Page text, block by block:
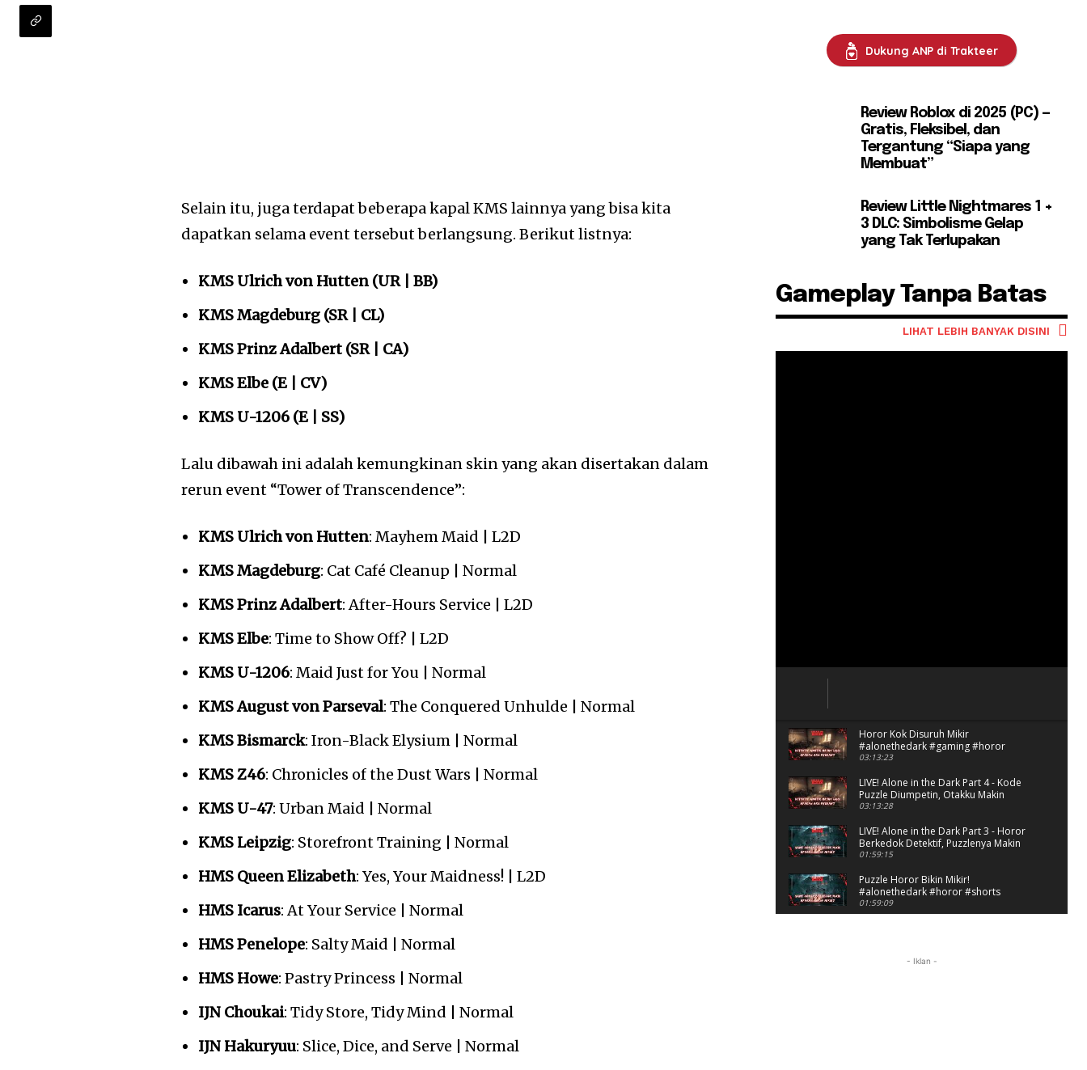
Selain itu, juga terdapat beberapa kapal KMS lainnya yang bisa kita
dapatkan selama event tersebut berlangsung. Berikut listnya:
KMS Ulrich von Hutten (UR | BB)
KMS Magdeburg (SR | CL)
KMS Prinz Adalbert (SR | CA)
KMS Elbe (E | CV)
KMS U-1206 (E | SS)
Lalu dibawah ini adalah kemungkinan skin yang akan disertakan dalam
rerun event “Tower of Transcendence”:
KMS Ulrich von Hutten: Mayhem Maid | L2D
KMS Magdeburg: Cat Café Cleanup | Normal
KMS Prinz Adalbert: After-Hours Service | L2D
KMS Elbe: Time to Show Off? | L2D
KMS U-1206: Maid Just for You | Normal
KMS August von Parseval: The Conquered Unhulde | Normal
KMS Bismarck: Iron-Black Elysium | Normal
KMS Z46: Chronicles of the Dust Wars | Normal
KMS U-47: Urban Maid | Normal
KMS Leipzig: Storefront Training | Normal
HMS Queen Elizabeth: Yes, Your Maidness! | L2D
HMS Icarus: At Your Service | Normal
HMS Penelope: Salty Maid | Normal
HMS Howe: Pastry Princess | Normal
IJN Choukai: Tidy Store, Tidy Mind | Normal
IJN Hakuryuu: Slice, Dice, and Serve | Normal
Dukung ANP di Trakteer
Review Roblox di 2025 (PC) —
Gratis, Fleksibel, dan
Tergantung “Siapa yang
Membuat”
Review Little Nightmares 1 +
3 DLC: Simbolisme Gelap
yang Tak Terlupakan
Gameplay Tanpa Batas
LIHAT LEBIH BANYAK DISINI
Horor Kok Disuruh Mikir
#alonethedark #gaming #horor
03:13:23
LIVE! Alone in the Dark Part 4 - Kode
Puzzle Diumpetin, Otakku Makin
Kacau!
03:13:28
LIVE! Alone in the Dark Part 3 - Horor
Berkedok Detektif, Puzzlenya Makin
Bikin Mikir?
01:59:15
Puzzle Horor Bikin Mikir!
#alonethedark #horor #shorts
01:59:09
- Iklan -